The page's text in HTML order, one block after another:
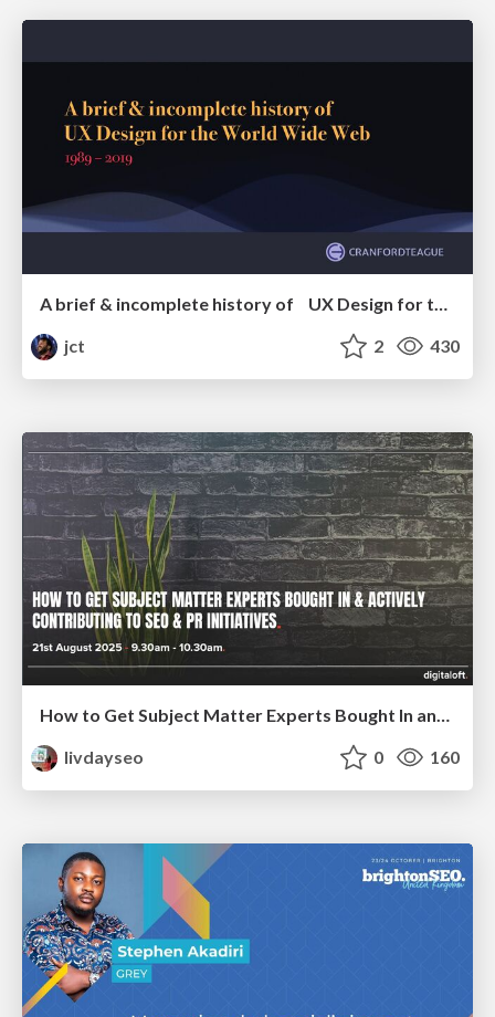
A brief & incomplete history of UX Design for the World Wide Web: 1989–2019
jct
2 430
How to Get Subject Matter Experts Bought In and Actively Contributing to SEO & PR Initiatives.
livdayseo
0 160